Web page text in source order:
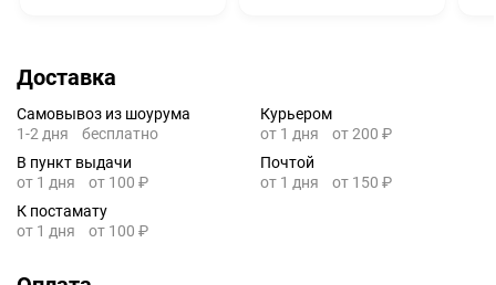
Доставка
Самовывоз из шоурума
1-2 дня
бесплатно
Курьером
от 1 дня
от 200 ₽
В пункт выдачи
от 1 дня
от 100 ₽
Почтой
от 1 дня
от 150 ₽
К постамату
от 1 дня
от 100 ₽